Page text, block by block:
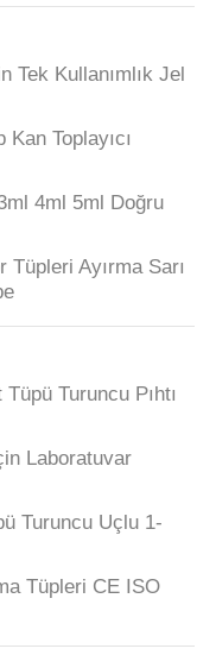
Kullanımlık Jel
Toplayıcı
4ml 5ml Doğru
Tüpleri Ayırma Sarı
Turuncu Pıhtı
Laboratuvar
Turuncu Uçlu 1-
Tüpleri CE ISO